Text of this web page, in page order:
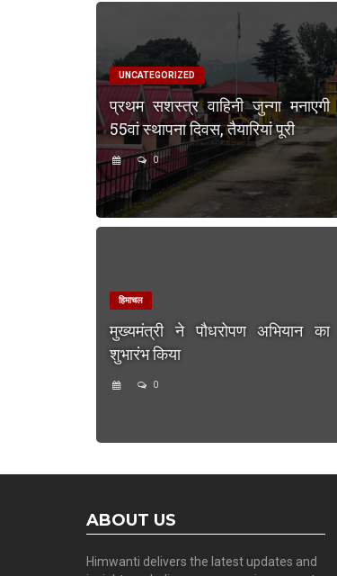
UNCATEGORIZED
प्रथम सशस्त्र वाहिनी जुन्गा मनाएगी
55वां स्थापना दिवस, तैयारियां पूरी
0
हिमाचल
मुख्यमंत्री ने पौधरोपण अभियान का
शुभारंभ किया
0
ABOUT US
Himwanti delivers the latest updates and